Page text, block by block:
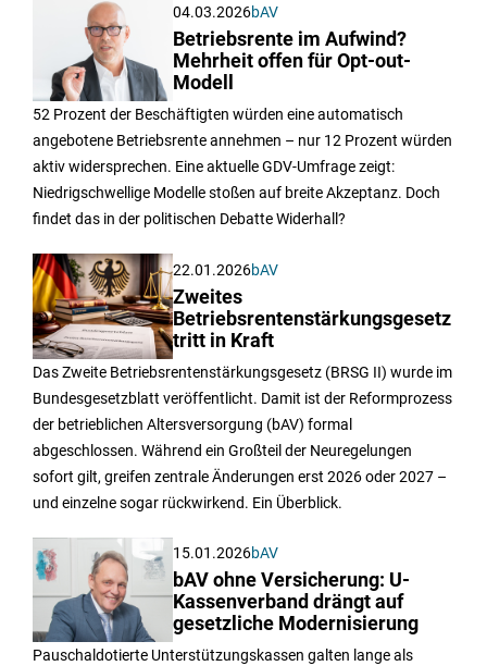
04.03.2026bAV
Betriebsrente im Aufwind?
Mehrheit offen für Opt-out-
Modell
52 Prozent der Beschäftigten würden eine automatisch
angebotene Betriebsrente annehmen – nur 12 Prozent würden
aktiv widersprechen. Eine aktuelle GDV-Umfrage zeigt:
Niedrigschwellige Modelle stoßen auf breite Akzeptanz. Doch
findet das in der politischen Debatte Widerhall?
22.01.2026bAV
Zweites
Betriebsrentenstärkungsgesetz
tritt in Kraft
Das Zweite Betriebsrentenstärkungsgesetz (BRSG II) wurde im
Bundesgesetzblatt veröffentlicht. Damit ist der Reformprozess
der betrieblichen Altersversorgung (bAV) formal
abgeschlossen. Während ein Großteil der Neuregelungen
sofort gilt, greifen zentrale Änderungen erst 2026 oder 2027 –
und einzelne sogar rückwirkend. Ein Überblick.
15.01.2026bAV
bAV ohne Versicherung: U-
Kassenverband drängt auf
gesetzliche Modernisierung
Pauschaldotierte Unterstützungskassen galten lange als